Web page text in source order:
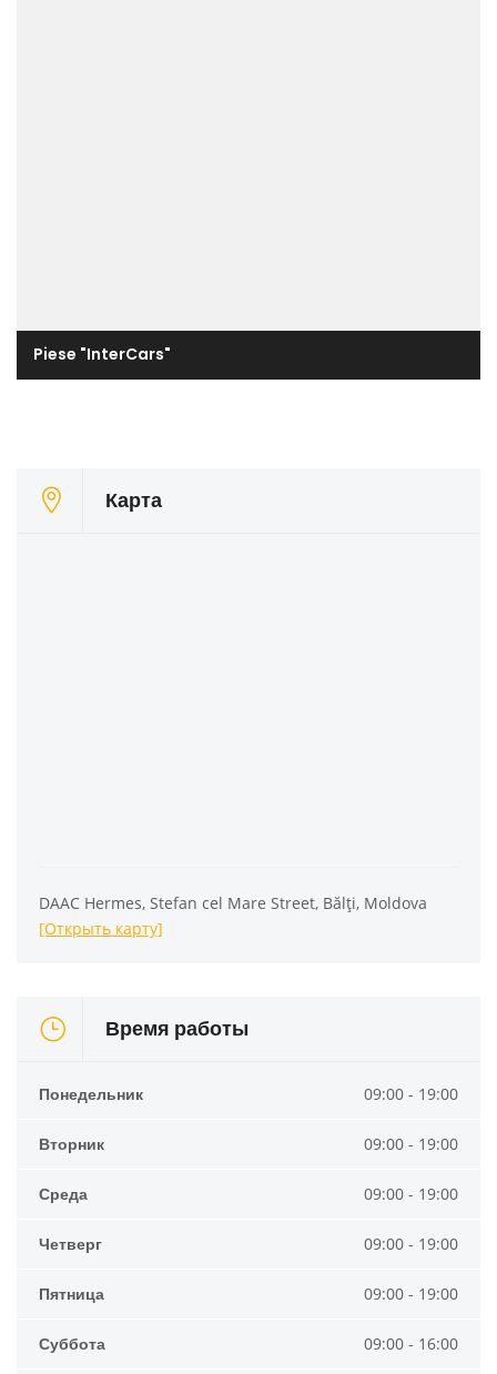
Piese "InterCars"
Карта
DAAC Hermes, Stefan cel Mare Street, Bălți, Moldova
[Открыть карту]
Время работы
Понедельник 09:00 - 19:00
Вторник 09:00 - 19:00
Среда 09:00 - 19:00
Четверг 09:00 - 19:00
Пятница 09:00 - 19:00
Суббота 09:00 - 16:00